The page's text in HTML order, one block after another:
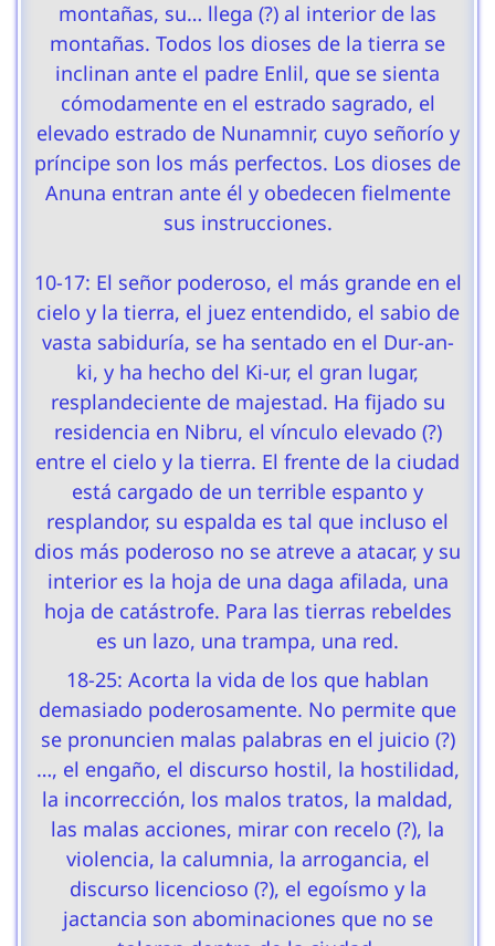
montañas, su… llega (?) al interior de las
montañas. Todos los dioses de la tierra se
inclinan ante el padre Enlil, que se sienta
cómodamente en el estrado sagrado, el
elevado estrado de Nunamnir, cuyo señorío y
príncipe son los más perfectos. Los dioses de
Anuna entran ante él y obedecen fielmente
sus instrucciones.
10-17: El señor poderoso, el más grande en el
cielo y la tierra, el juez entendido, el sabio de
vasta sabiduría, se ha sentado en el Dur-an-
ki, y ha hecho del Ki-ur, el gran lugar,
resplandeciente de majestad. Ha fijado su
residencia en Nibru, el vínculo elevado (?)
entre el cielo y la tierra. El frente de la ciudad
está cargado de un terrible espanto y
resplandor, su espalda es tal que incluso el
dios más poderoso no se atreve a atacar, y su
interior es la hoja de una daga afilada, una
hoja de catástrofe. Para las tierras rebeldes
es un lazo, una trampa, una red.
18-25: Acorta la vida de los que hablan
demasiado poderosamente. No permite que
se pronuncien malas palabras en el juicio (?)
…, el engaño, el discurso hostil, la hostilidad,
la incorrección, los malos tratos, la maldad,
las malas acciones, mirar con recelo (?), la
violencia, la calumnia, la arrogancia, el
discurso licencioso (?), el egoísmo y la
jactancia son abominaciones que no se